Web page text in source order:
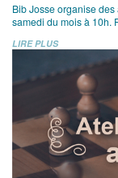
Bib Josse organise
samedi du mois à 10h.
LIRE PLUS